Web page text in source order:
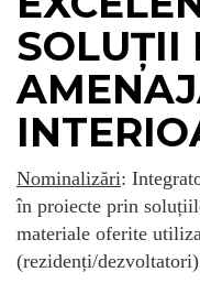
SOLUȚII
Nominalizări:
în proiecte prin
materiale oferite
(rezidenți/